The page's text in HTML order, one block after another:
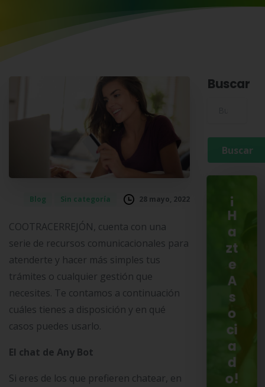
Blog Sin categoría 28 mayo, 2022
COOTRACERREJÓN, cuenta con una
serie de recursos comunicacionales para
atenderte y hacer más simples tus
trámites o cualquier gestión que
necesites. Te contamos a continuación
cuáles tienes a disposición y en qué
casos puedes usarlo.
El chat de Any Bot
Si eres de los que prefieren chatear, en
Buscar
¡
H
a
zt
e
A
s
o
ci
a
d
o!